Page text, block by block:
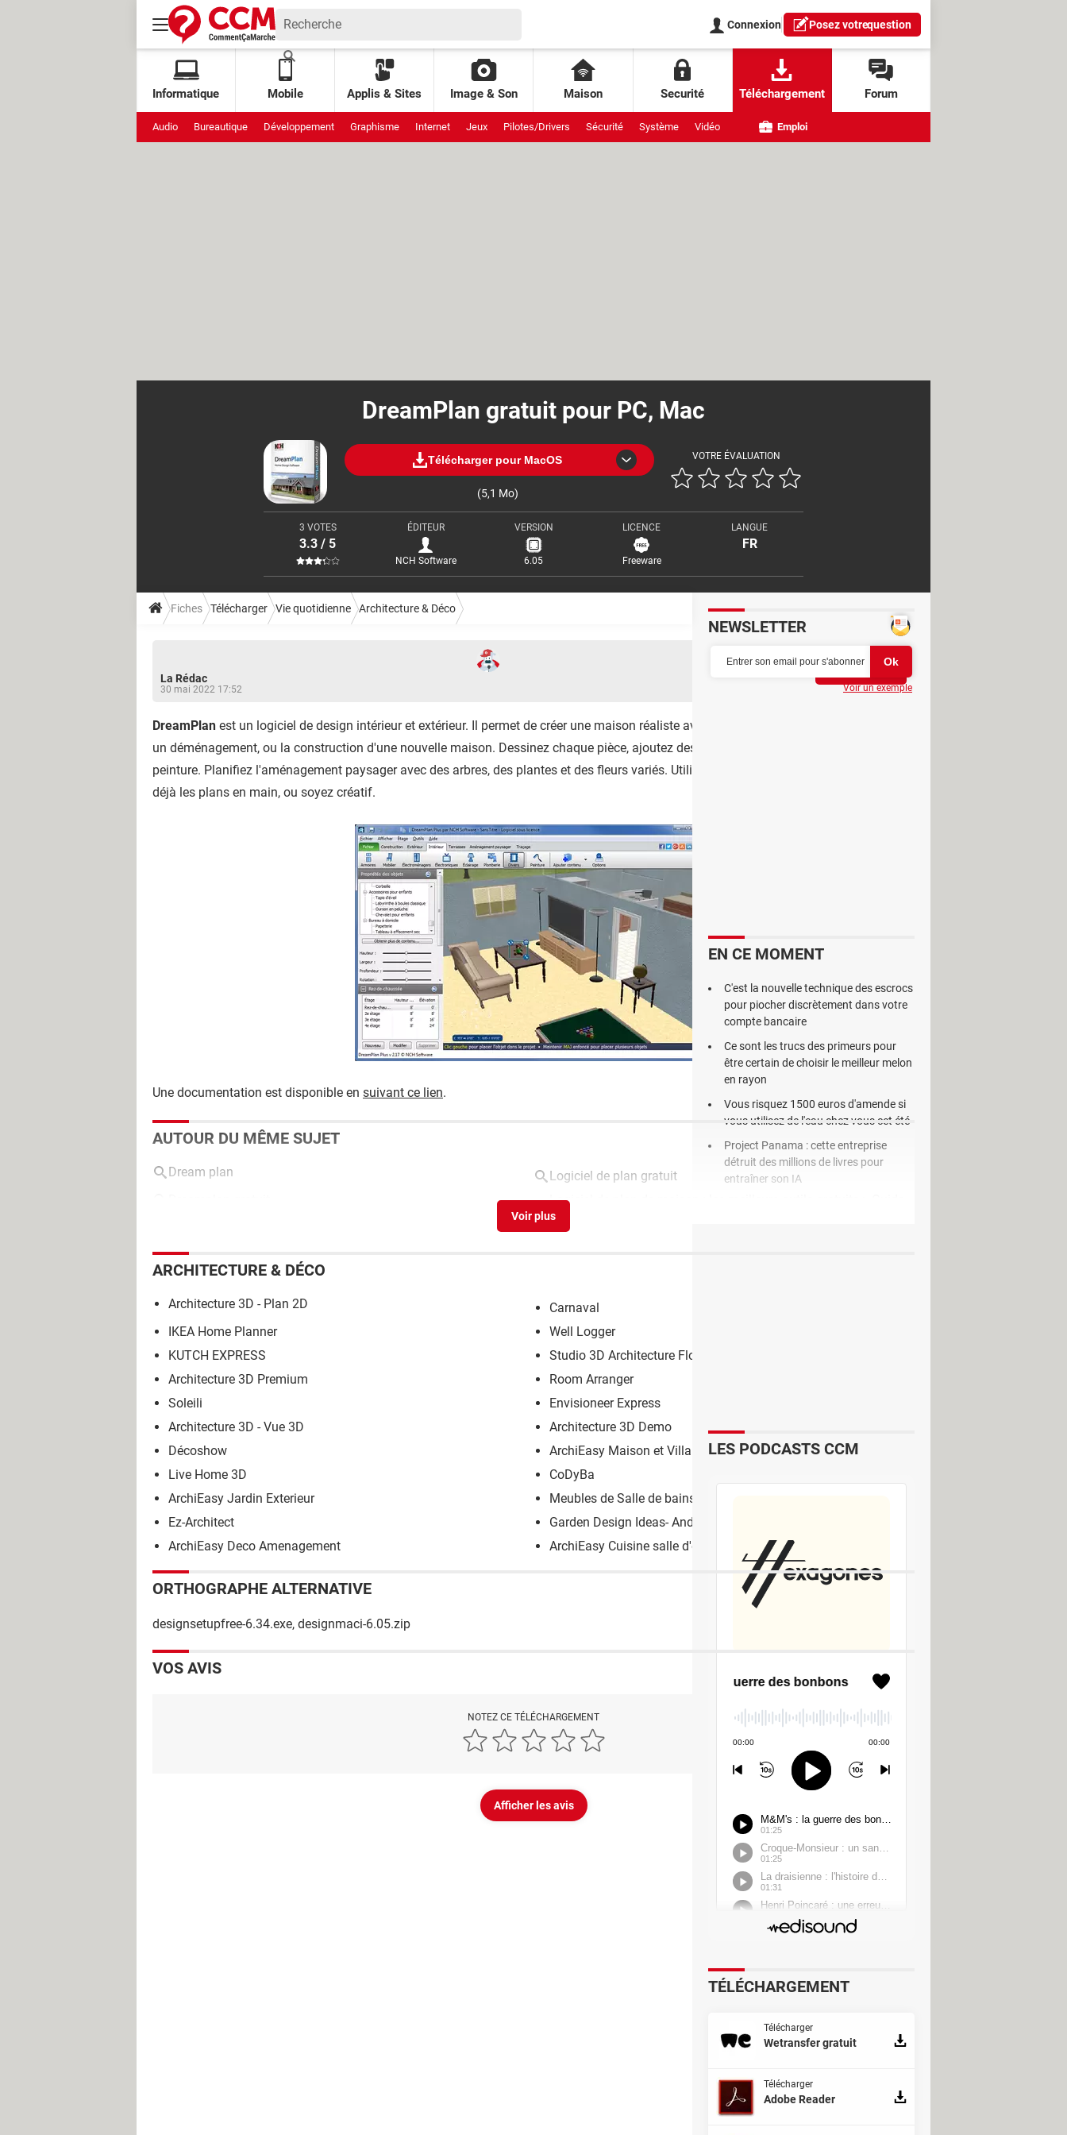
Connexion Posez votrequestion
Informatique Mobile Applis & Sites Image & Son Maison Securité Téléchargement Forum
Audio Bureautique Développement Graphisme Internet Jeux Pilotes/Drivers Sécurité Système Vidéo Emploi
DreamPlan gratuit pour PC, Mac
Télécharger pour MacOS
(5,1 Mo)
VOTRE ÉVALUATION
3 VOTES
3.3 / 5
ÉDITEUR
NCH Software
VERSION
6.05
LICENCE
Freeware
LANGUE
FR
Fiches Télécharger Vie quotidienne Architecture & Déco
La Rédac
30 mai 2022 17:52
DreamPlan est un logiciel de design intérieur et extérieur. Il permet de créer une maison réaliste avec des modèles 3D. Utile pour planifier
un déménagement, ou la construction d'une nouvelle maison. Dessinez chaque pièce, ajoutez des meubles, des planchers et de la
peinture. Planifiez l'aménagement paysager avec des arbres, des plantes et des fleurs variés. Utilisez les options de traçage si vous avez
déjà les plans en main, ou soyez créatif.
Une documentation est disponible en suivant ce lien.
AUTOUR DU MÊME SUJET
Dream plan
Logiciel de plan gratuit
Logiciel de plan de maison : les meilleurs outils gratuits
ARCHITECTURE & DÉCO
Architecture 3D - Plan 2D
Carnaval
IKEA Home Planner
Well Logger
KUTCH EXPRESS
Studio 3D Architecture Floorplan
Architecture 3D Premium
Room Arranger
Soleili
Envisioneer Express
Architecture 3D - Vue 3D
Architecture 3D Demo
Décoshow
ArchiEasy Maison et Villa
Live Home 3D
CoDyBa
ArchiEasy Jardin Exterieur
Meubles de Salle de bains 3D
Ez-Architect
Garden Design Ideas- Android
ArchiEasy Deco Amenagement
ArchiEasy Cuisine salle d'eau
ORTHOGRAPHE ALTERNATIVE
designsetupfree-6.34.exe, designmaci-6.05.zip
VOS AVIS
NOTEZ CE TÉLÉCHARGEMENT
Afficher les avis
NEWSLETTER
Voir un exemple
EN CE MOMENT
C'est la nouvelle technique des escrocs
pour piocher discrètement dans votre
compte bancaire
Ce sont les trucs des primeurs pour
être certain de choisir le meilleur melon
en rayon
Vous risquez 1500 euros d'amende si
vous utilisez de l'eau chez vous cet été
Project Panama : cette entreprise
détruit des millions de livres pour
entraîner son IA
LES PODCASTS CCM
TÉLÉCHARGEMENT
Télécharger
Wetransfer gratuit
Télécharger
Adobe Reader